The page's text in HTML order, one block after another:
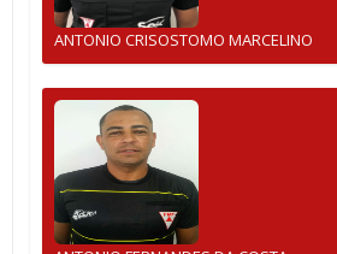
ANTONIO CRISOSTOMO MARCELINO